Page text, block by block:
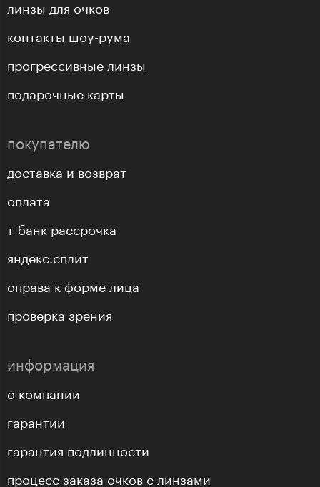
линзы для очков
контакты шоу-рума
прогрессивные линзы
подарочные карты
покупателю
доставка и возврат
оплата
т-банк рассрочка
яндекс.сплит
оправа к форме лица
проверка зрения
информация
о компании
гарантии
гарантия подлинности
процесс заказа очков с линзами